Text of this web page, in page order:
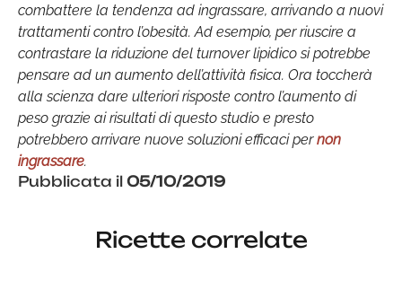
combattere la tendenza ad ingrassare, arrivando a nuovi
trattamenti contro l’obesità. Ad esempio, per riuscire a
contrastare la riduzione del turnover lipidico si potrebbe
pensare ad un aumento dell’attività fisica. Ora toccherà
alla scienza dare ulteriori risposte contro l’aumento di
peso grazie ai risultati di questo studio e presto
potrebbero arrivare nuove soluzioni efficaci pernon
ingrassare.
Pubblicata il 05/10/2019
Ricette correlate